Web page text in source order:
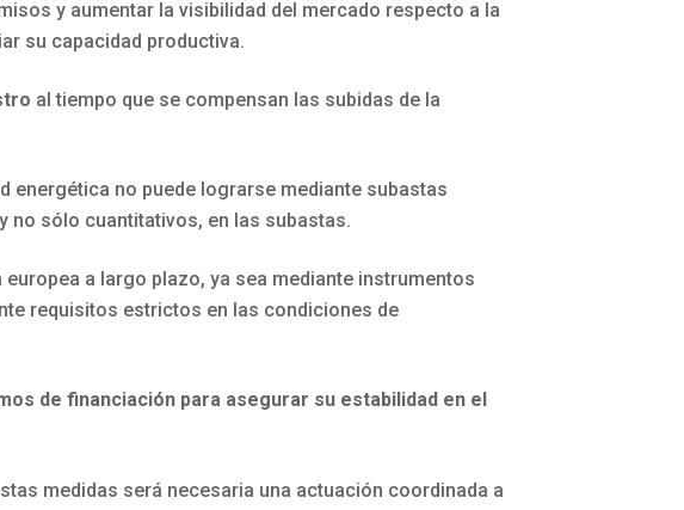
y aumentar la visibilidad del mercado respecto a la
su capacidad productiva.
al tiempo que se compensan las subidas de la
energética no puede lograrse mediante subastas
no sólo cuantitativos, en las subastas.
a largo plazo, ya sea mediante instrumentos
requisitos estrictos en las condiciones de
de financiación para asegurar su estabilidad en el
medidas será necesaria una actuación coordinada a